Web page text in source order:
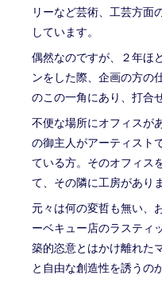
リーなど芸術、工芸方面
しています。
偶然なのですが、２年ほ
ンをした際、企画の方の
のこの一角にあり、打合
不便な場所にオフィスが
の御主人がアーティスト
ている方。そのオフィス
て、その隣に工房があり
元々は何の変哲も無い、
ーベキュー店のラステ
築的恣意とはかけ離れた
と自由な創造性を誘うの